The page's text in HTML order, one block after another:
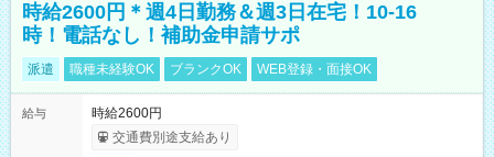
時給2600円＊週4日勤務＆週3日在宅！10-16
時！電話なし！補助金申請サポ
派遣 職種未経験OK ブランクOK WEB登録・面接OK
給与
時給2600円
交通費別途支給あり